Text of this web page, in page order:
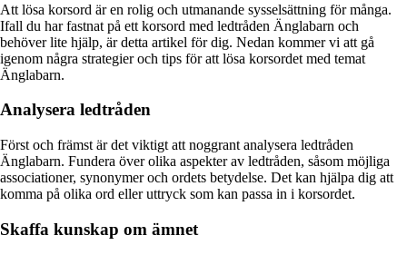
Att lösa korsord är en rolig och utmanande sysselsättning för många.
Ifall du har fastnat på ett korsord med ledtråden Änglabarn och
behöver lite hjälp, är detta artikel för dig. Nedan kommer vi att gå
igenom några strategier och tips för att lösa korsordet med temat
Änglabarn.
Analysera ledtråden
Först och främst är det viktigt att noggrant analysera ledtråden
Änglabarn. Fundera över olika aspekter av ledtråden, såsom möjliga
associationer, synonymer och ordets betydelse. Det kan hjälpa dig att
komma på olika ord eller uttryck som kan passa in i korsordet.
Skaffa kunskap om ämnet